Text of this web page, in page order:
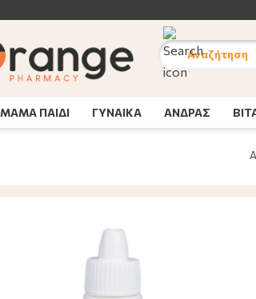
Αναζήτηση
ΜΑΜΑ ΠΑΙΔΙ ΓΥΝΑΙΚΑ ΑΝΔΡΑΣ